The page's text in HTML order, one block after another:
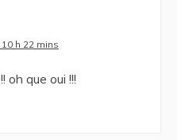
h 22 mins
oh que oui !!!